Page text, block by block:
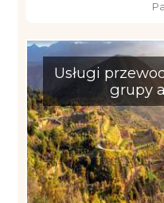
Usługi
grupy